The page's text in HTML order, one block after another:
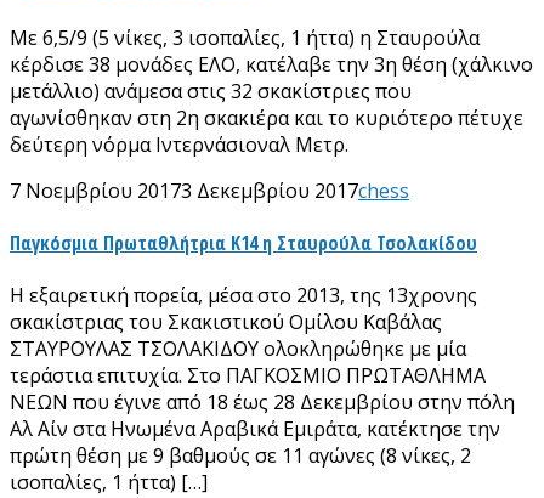
Με 6,5/9 (5 νίκες, 3 ισοπαλίες, 1 ήττα) η Σταυρούλα
κέρδισε 38 μονάδες ΕΛΟ, κατέλαβε την 3η θέση (χάλκινο
μετάλλιο) ανάμεσα στις 32 σκακίστριες που
αγωνίσθηκαν στη 2η σκακιέρα και το κυριότερο πέτυχε
δεύτερη νόρμα Ιντερνάσιοναλ Μετρ.
7 Νοεμβρίου 20173 Δεκεμβρίου 2017chess
Παγκόσμια Πρωταθλήτρια Κ14 η Σταυρούλα Τσολακίδου
Η εξαιρετική πορεία, μέσα στο 2013, της 13χρονης
σκακίστριας του Σκακιστικού Ομίλου Καβάλας
ΣΤΑΥΡΟΥΛΑΣ ΤΣΟΛΑΚΙΔΟΥ ολοκληρώθηκε με μία
τεράστια επιτυχία. Στο ΠΑΓΚΟΣΜΙΟ ΠΡΩΤΑΘΛΗΜΑ
ΝΕΩΝ που έγινε από 18 έως 28 Δεκεμβρίου στην πόλη
Αλ Αίν στα Ηνωμένα Αραβικά Εμιράτα, κατέκτησε την
πρώτη θέση με 9 βαθμούς σε 11 αγώνες (8 νίκες, 2
ισοπαλίες, 1 ήττα) […]